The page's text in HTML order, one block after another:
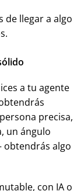
de llegar a algo
a tu agente
precisa,
un ángulo
algo
con IA o